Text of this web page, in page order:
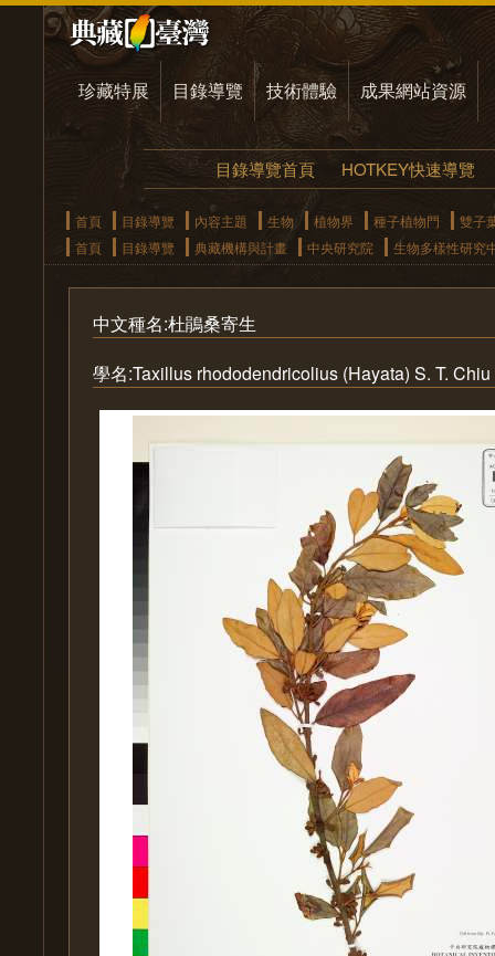
珍藏特展 目錄導覽 技術體驗 成果網站資源
目錄導覽首頁 HOTKEY快速導覽
首頁 目錄導覽 內容主題 生物 植物界 種子植物門
雙子
首頁
目錄導覽 典藏機構與計畫 中央研究院 生物多樣性研究
中文種名:杜鵑桑寄生
學名:Taxillus rhododendricolius (Hayata) S. T. Chiu